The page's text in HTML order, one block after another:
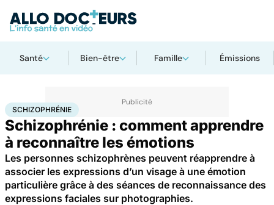
Santé Bien-être Famille Émissions
AccueilBien-êtrePsycho Schizophrénie
SCHIZOPHRÉNIE
Schizophrénie : comment apprendre
à reconnaître les émotions
Les personnes schizophrènes peuvent réapprendre à
associer les expressions d’un visage à une émotion
particulière grâce à des séances de reconnaissance des
expressions faciales sur photographies.